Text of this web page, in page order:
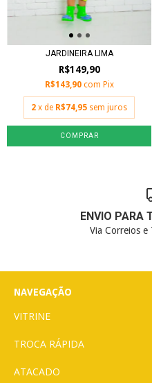
JARDINEIRA LIMA
R$149,90
R$143,90 com Pix
2 x de R$74,95 sem juros
COMPRAR
ENVIO PARA
Via Correios e
NAVEGAÇÃO
VITRINE
TROCA RÁPIDA
ATACADO